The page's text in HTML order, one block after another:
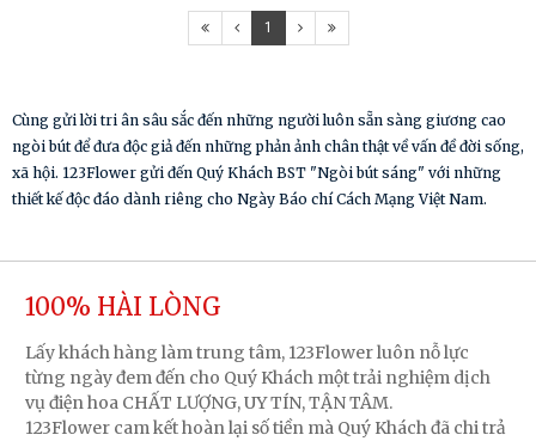
1
Cùng gửi lời tri ân sâu sắc đến những người luôn sẵn sàng giương cao
ngòi bút để đưa độc giả đến những phản ảnh chân thật về vấn đề đời sống,
xã hội. 123Flower gửi đến Quý Khách BST "Ngòi bút sáng" với những
thiết kế độc đáo dành riêng cho Ngày Báo chí Cách Mạng Việt Nam.
100% HÀI LÒNG
Lấy khách hàng làm trung tâm, 123Flower luôn nỗ lực
từng ngày đem đến cho Quý Khách một trải nghiệm dịch
vụ điện hoa CHẤT LƯỢNG, UY TÍN, TẬN TÂM.
123Flower cam kết hoàn lại số tiền mà Quý Khách đã chi trả